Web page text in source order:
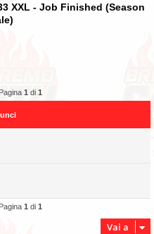
XXL - Job Finished (Season
1 di 1
1 di 1
Vai a